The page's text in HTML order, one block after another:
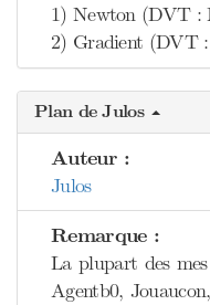
1) Newton (DVT :
2) Gradient (DVT
Plan de Julos
Auteur :
Julos
Remarque :
La plupart des
Agentb0,